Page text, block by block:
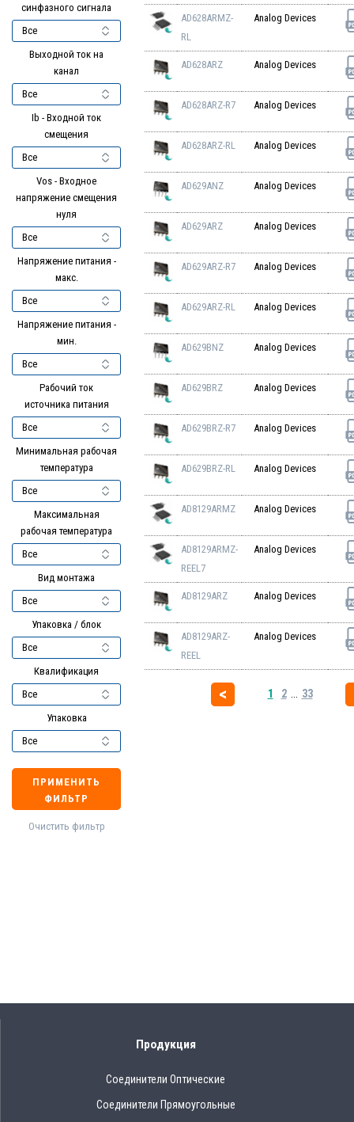
синфазного сигнала
Выходной ток на
канал
Ib - Входной ток
смещения
Vos - Входное
напряжение смещения
нуля
Напряжение питания -
макс.
Напряжение питания -
мин.
Рабочий ток
источника питания
Минимальная рабочая
температура
Максимальная
рабочая температура
Вид монтажа
Упаковка / блок
Квалификация
Упаковка
ПРИМЕНИТЬ
ФИЛЬТР
Очистить фильтр
AD628ARMZ-
RL
Analog Devices
AD628ARZ Analog Devices
AD628ARZ-R7 Analog Devices
AD628ARZ-RL Analog Devices
AD629ANZ Analog Devices
AD629ARZ Analog Devices
AD629ARZ-R7 Analog Devices
AD629ARZ-RL Analog Devices
AD629BNZ Analog Devices
AD629BRZ Analog Devices
AD629BRZ-R7 Analog Devices
AD629BRZ-RL Analog Devices
AD8129ARMZ Analog Devices
AD8129ARMZ-
REEL7
Analog Devices
AD8129ARZ Analog Devices
AD8129ARZ-
REEL
Analog Devices
1 2 33
Продукция
Соединители Оптические
Соединители Прямоугольные